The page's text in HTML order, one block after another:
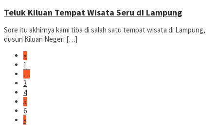
Teluk Kiluan Tempat Wisata Seru di Lampung
Sore itu akhirnya kami tiba di salah satu tempat wisata di Lampung,
dusun Kiluan Negeri […]
«
1
…
3
4
5
6
»